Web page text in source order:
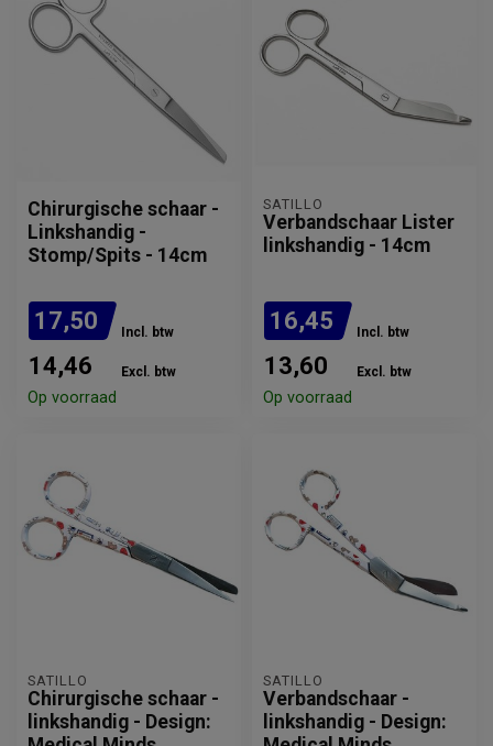
Chirurgische schaar -
Linkshandig -
Stomp/Spits - 14cm
17,50 Incl. btw
14,46 Excl. btw
Op voorraad
SATILLO
Verbandschaar Lister
linkshandig - 14cm
16,45 Incl. btw
13,60 Excl. btw
Op voorraad
SATILLO
Chirurgische schaar -
linkshandig - Design:
SATILLO
Verbandschaar -
linkshandig - Design: